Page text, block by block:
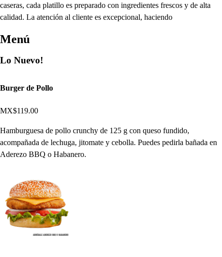
caseras, cada platillo es preparado con ingredientes frescos y de alta
calidad. La atención al cliente es excepcional, haciendo
Menú
Lo Nuevo!
Burger de Pollo
MX$119.00
Hamburguesa de pollo crunchy de 125 g con queso fundido,
acompañada de lechuga, jitomate y cebolla. Puedes pedirla bañada en
Aderezo BBQ o Habanero.